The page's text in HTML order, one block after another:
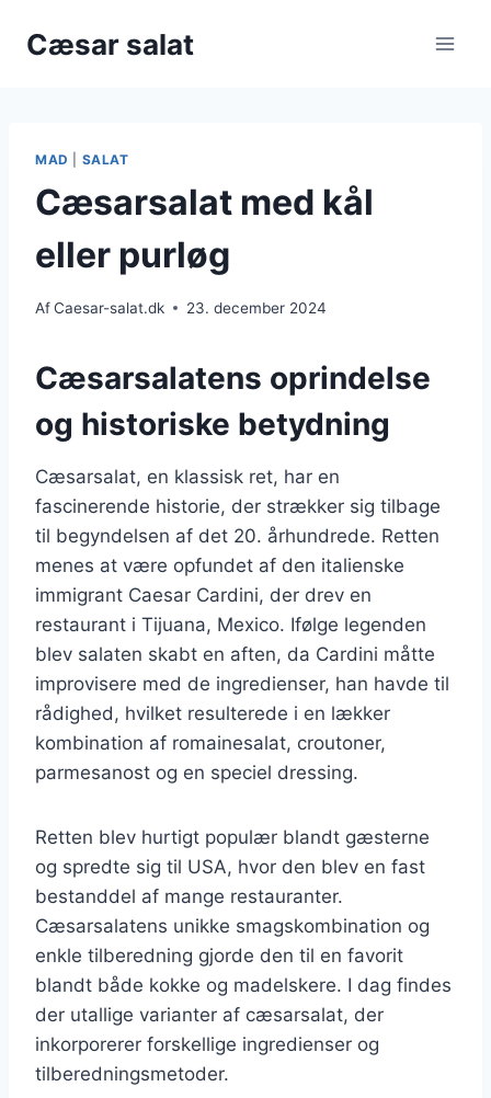
Cæsar salat
MAD SALAT
Cæsarsalat med kål
eller purløg
AfCaesar-salat.dk 23. december 2024
Cæsarsalatens oprindelse
og historiske betydning
Cæsarsalat, en klassisk ret, har en
fascinerende historie, der strækker sig tilbage
til begyndelsen af det 20. århundrede. Retten
menes at være opfundet af den italienske
immigrant Caesar Cardini, der drev en
restaurant i Tijuana, Mexico. Ifølge legenden
blev salaten skabt en aften, da Cardini måtte
improvisere med de ingredienser, han havde til
rådighed, hvilket resulterede i en lækker
kombination af romainesalat, croutoner,
parmesanost og en speciel dressing.
Retten blev hurtigt populær blandt gæsterne
og spredte sig til USA, hvor den blev en fast
bestanddel af mange restauranter.
Cæsarsalatens unikke smagskombination og
enkle tilberedning gjorde den til en favorit
blandt både kokke og madelskere. I dag findes
der utallige varianter af cæsarsalat, der
inkorporerer forskellige ingredienser og
tilberedningsmetoder.